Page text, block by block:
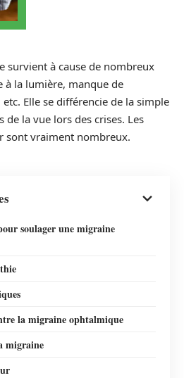
survient à cause de nombreux
à la lumière, manque de
Elle se différencie de la simple
la vue lors des crises. Les
sont vraiment nombreux.
soulager une migraine
la migraine ophtalmique
migraine